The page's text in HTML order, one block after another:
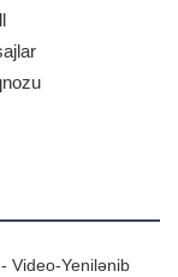
Video-Yenilənib